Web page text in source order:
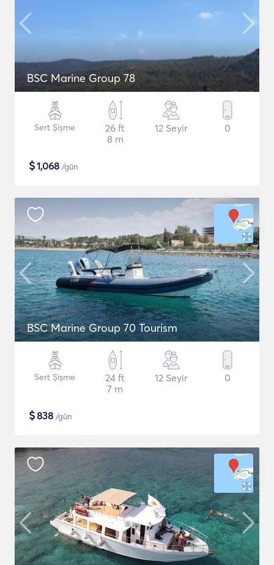
BSC Marine Group 78
Sert Şişme
26 ft
8 m
12 Seyir 0
$1,068 /gün
BSC Marine Group 70 Tourism
Sert Şişme
24 ft
7 m
12 Seyir 0
$838 /gün